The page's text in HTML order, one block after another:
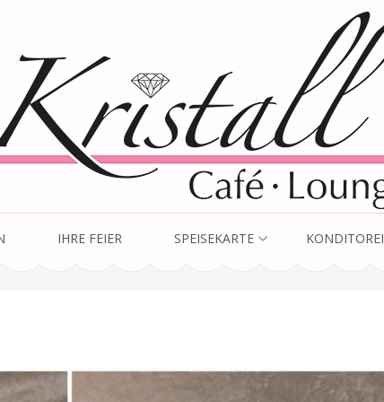
IHRE FEIER SPEISEKARTE KONDITOREI